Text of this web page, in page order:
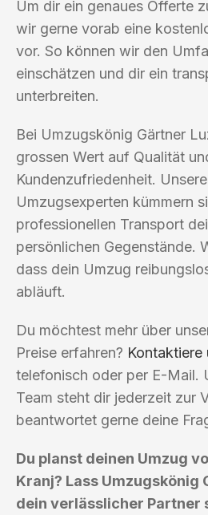
Um dir ein genaues Offerte
wir gerne vorab eine
vor. So können wir den
einschätzen und dir ein
unterbreiten.
Bei Umzugskönig Gärtner
grossen Wert auf Qualität
Kundenzufriedenheit.
Umzugsexperten kümmern
professionellen Transport
persönlichen Gegenstände.
dass dein Umzug
abläuft.
Du möchtest mehr über
Preise erfahren? Kontaktiere
telefonisch oder per E-Mail.
Team steht dir jederzeit zur
beantwortet gerne deine
Du planst deinen Umzug
Kranj? Lass Umzugskönig
dein verlässlicher Partner